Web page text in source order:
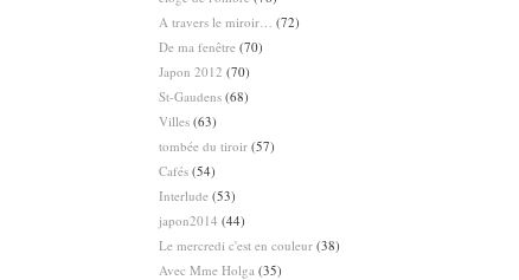
A travers le miroir…
(72)
De ma fenêtre (70)
Japon 2012 (70)
St-Gaudens (68)
Villes (63)
tombée du tiroir (57)
Cafés (54)
Interlude (53)
japon2014 (44)
Le mercredi c'est en couleur (38)
Avec Mme Holga (35)